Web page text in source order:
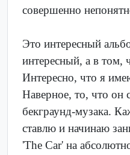
совершенно
Это интересный
интересный, а в том,
Интересно, что я
Наверное, то, что
бекграунд-музака.
ставлю и начинаю
'The Car' на